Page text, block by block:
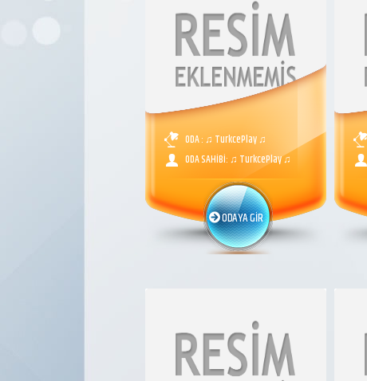
ODA : ♫ TurkcePlay ♫
ODA SAHİBİ: ♫ TurkcePlay ♫
ODAYA GİR